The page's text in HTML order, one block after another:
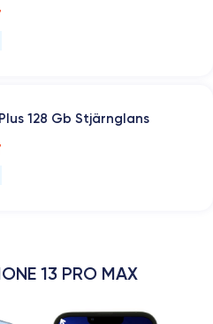
128 Gb Stjärnglans
13 PRO MAX